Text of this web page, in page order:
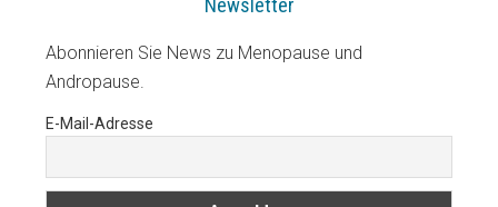
Newsletter
Abonnieren Sie News zu Menopause und
Andropause.
E-Mail-Adresse